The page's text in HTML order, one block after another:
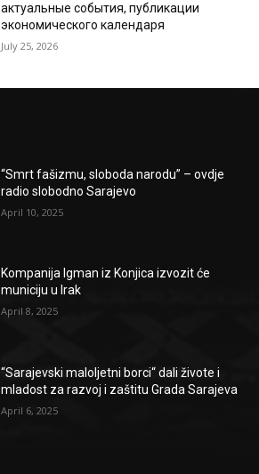
актуальные события, публикации
экономического календаря
July 25, 2026
“Smrt fašizmu, sloboda narodu” – ovdje
radio slobodno Sarajevo
April 10, 2025
Kompanija Igman iz Konjica izvozit će
municiju u Irak
April 8, 2025
“Sarajevski maloljetni borci“ dali živote i
mladost za razvoj i zaštitu Grada Sarajeva
April 6, 2025